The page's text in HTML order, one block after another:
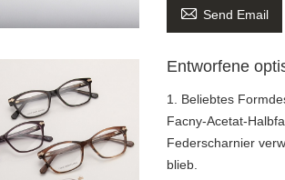
 Send Email
Entworfene
1. Beliebtes
Facny-Acetat-
Federscharnier
blieb.